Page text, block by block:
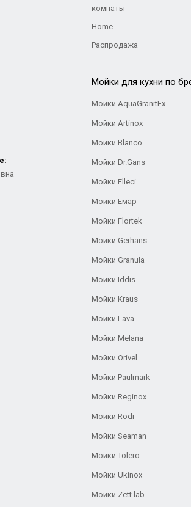
комнаты
Home
Распродажа
Мойки для кухни по
Мойки AquaGranitEx
Мойки Artinox
Мойки Blanco
Мойки Dr.Gans
Мойки Elleci
Мойки Емар
Мойки Flortek
Мойки Gerhans
Мойки Granula
Мойки Iddis
Мойки Kraus
Мойки Lava
Мойки Melana
Мойки Orivel
Мойки Paulmark
Мойки Reginox
Мойки Rodi
Мойки Seaman
Мойки Tolero
Мойки Ukinox
Мойки Zett lab